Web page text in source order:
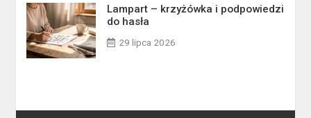
Lampart – krzyżówka i podpowiedzi
do hasła
29 lipca 2026